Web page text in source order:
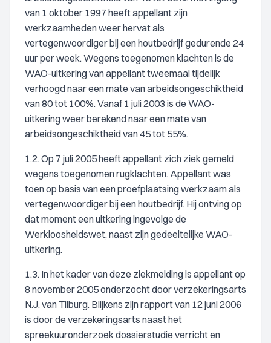
van 1 oktober 1997 heeft appellant zijn
werkzaamheden weer hervat als
vertegenwoordiger bij een houtbedrijf gedurende 24
uur per week. Wegens toegenomen klachten is de
WAO-uitkering van appellant tweemaal tijdelijk
verhoogd naar een mate van arbeidsongeschiktheid
van 80 tot 100%. Vanaf 1 juli 2003 is de WAO-
uitkering weer berekend naar een mate van
arbeidsongeschiktheid van 45 tot 55%.
1.2. Op 7 juli 2005 heeft appellant zich ziek gemeld
wegens toegenomen rugklachten. Appellant was
toen op basis van een proefplaatsing werkzaam als
vertegenwoordiger bij een houtbedrijf. Hij ontving op
dat moment een uitkering ingevolge de
Werkloosheidswet, naast zijn gedeeltelijke WAO-
uitkering.
1.3. In het kader van deze ziekmelding is appellant op
8 november 2005 onderzocht door verzekeringsarts
N.J. van Tilburg. Blijkens zijn rapport van 12 juni 2006
is door de verzekeringsarts naast het
spreekuuronderzoek dossierstudie verricht en